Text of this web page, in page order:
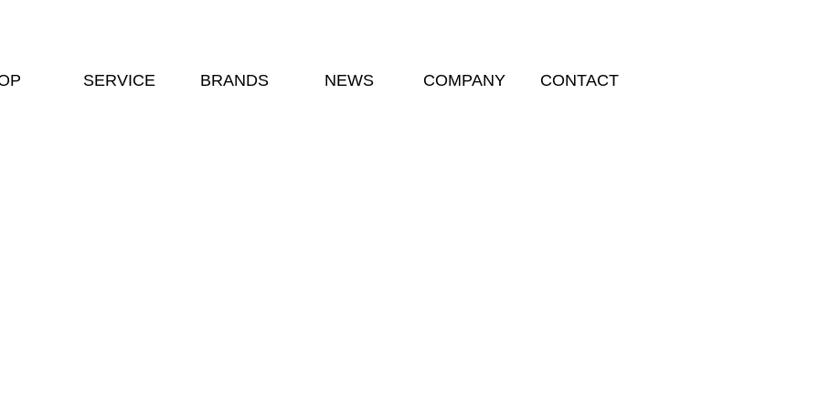
SERVICE BRANDS NEWS COMPANY CONTACT